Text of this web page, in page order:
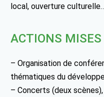
local, ouverture
ACTIONS MISES
– Organisation de
thématiques du
– Concerts (deux